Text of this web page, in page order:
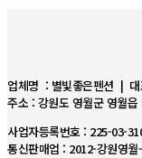
업체명 : 별빛좋은펜션 | 대
주소 : 강원도 영월군 영월
사업자등록번호 : 225-03-
통신판매업 : 2012-강원영월